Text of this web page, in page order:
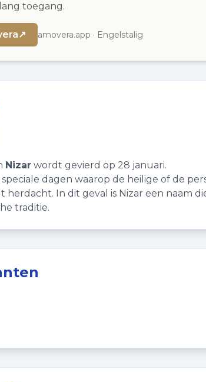
toegang.
↗ amovera.app · Engelstalig
Nizar wordt gevierd op 28 januari.
dagen waarop de heilige of de
herdacht. In dit geval is Nizar een naam
traditie.